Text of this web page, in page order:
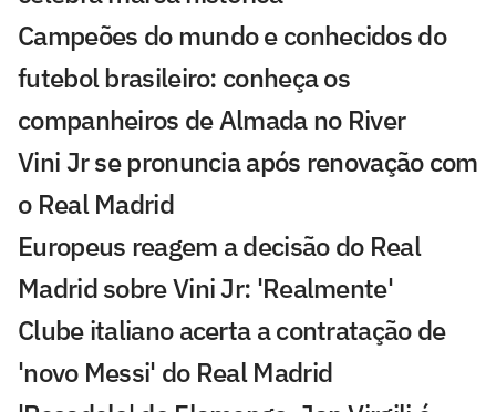
Campeões do mundo e conhecidos do
futebol brasileiro: conheça os
companheiros de Almada no River
Vini Jr se pronuncia após renovação com
o Real Madrid
Europeus reagem a decisão do Real
Madrid sobre Vini Jr: 'Realmente'
Clube italiano acerta a contratação de
'novo Messi' do Real Madrid